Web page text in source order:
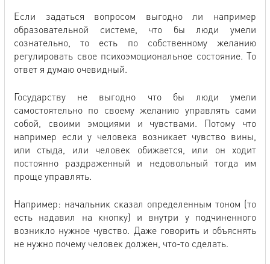
Если задаться вопросом выгодно ли например
образовательной системе, что бы люди умели
сознательно, то есть по собственному желанию
регулировать свое психоэмоциональное состояние. То
ответ я думаю очевидный.
Государству не выгодно что бы люди умели
самостоятельно по своему желанию управлять сами
собой, своими эмоциями и чувствами. Потому что
например если у человека возникает чувство вины,
или стыда, или человек обижается, или он ходит
постоянно раздраженный и недовольный тогда им
проще управлять.
Например: начальник сказал определенным тоном (то
есть надавил на кнопку) и внутри у подчиненного
возникло нужное чувство. Даже говорить и объяснять
не нужно почему человек должен, что-то сделать.